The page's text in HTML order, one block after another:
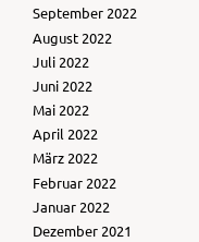
September 2022
August 2022
Juli 2022
Juni 2022
Mai 2022
April 2022
März 2022
Februar 2022
Januar 2022
Dezember 2021